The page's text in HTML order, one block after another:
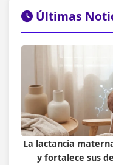
Últimas
La lactancia
y fortalece sus